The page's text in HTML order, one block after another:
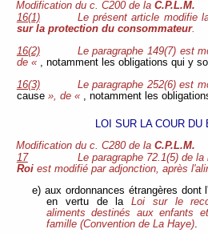
Modification du c. C200 de la C.P.L.M.
16(1)
Le présent article modifie
sur la protection du consommateur.
16(2)
Le paragraphe 149(7) est
de « , notamment les obligations qui y
16(3)
Le paragraphe 252(6) est
cause », de «, notamment les
LOI SUR LA COUR DU
Modification du c. C280 de la C.P.L.M.
17
Le paragraphe 72.1(5) de la
Roiest modifié par adjonction, après
e) aux ordonnances étrangères dont
en vertu de laLoi sur le
aliments destinés aux enfants
famille (Convention de La Haye)